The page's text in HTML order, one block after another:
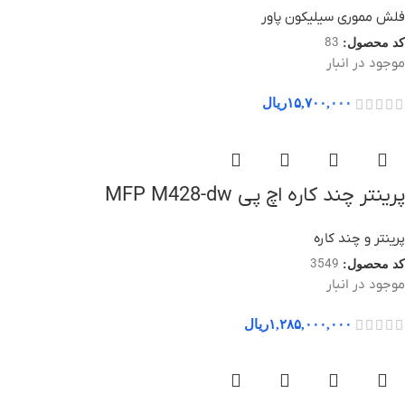
فلش مموری سیلیکون پاور
کد محصول: 83
موجود در انبار
۱۵,۷۰۰,۰۰۰ریال
پرینتر چند کاره اچ پی MFP M428-dw
پرینتر و چند کاره
کد محصول: 3549
موجود در انبار
۱,۲۸۵,۰۰۰,۰۰۰ریال